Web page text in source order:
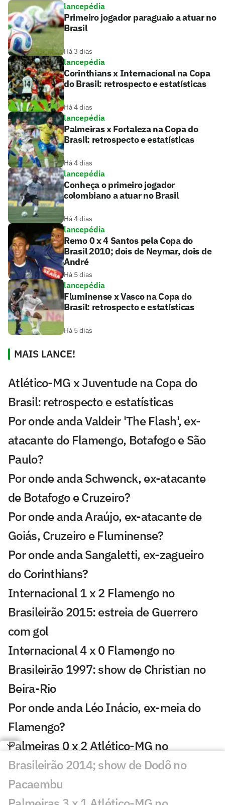
lancepédia
Primeiro jogador paraguaio a atuar no
Brasil
Há 3 dias
lancepédia
Corinthians x Internacional na Copa
do Brasil: retrospecto e estatísticas
Há 4 dias
lancepédia
Palmeiras x Fortaleza na Copa do
Brasil: retrospecto e estatísticas
Há 4 dias
lancepédia
Conheça o primeiro jogador
colombiano a atuar no Brasil
Há 4 dias
lancepédia
Remo 0 x 4 Santos pela Copa do
Brasil 2010; dois de Neymar, dois de
André
Há 5 dias
lancepédia
Fluminense x Vasco na Copa do
Brasil: retrospecto e estatísticas
Há 5 dias
MAIS LANCE!
Atlético-MG x Juventude na Copa do
Brasil: retrospecto e estatísticas
Por onde anda Valdeir 'The Flash', ex-
atacante do Flamengo, Botafogo e São
Paulo?
Por onde anda Schwenck, ex-atacante
de Botafogo e Cruzeiro?
Por onde anda Araújo, ex-atacante de
Goiás, Cruzeiro e Fluminense?
Por onde anda Sangaletti, ex-zagueiro
do Corinthians?
Internacional 1 x 2 Flamengo no
Brasileirão 2015: estreia de Guerrero
com gol
Internacional 4 x 0 Flamengo no
Brasileirão 1997: show de Christian no
Beira-Rio
Por onde anda Léo Inácio, ex-meia do
Flamengo?
Palmeiras 0 x 2 Atlético-MG no
Brasileirão 2014; show de Dodô no
Pacaembu